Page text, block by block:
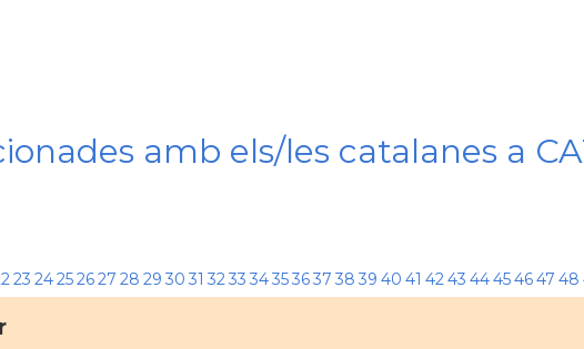
amb els/les catalanes a
23 24252627 28 29 30 31 3233 34353637 38 39 40 41 4243 44454647 48